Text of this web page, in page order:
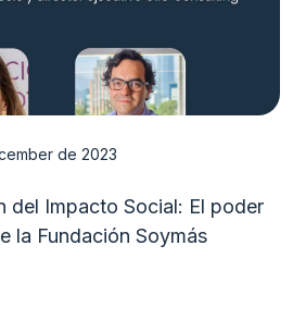
de 2023
del Impacto Social: El poder
la Fundación Soymás